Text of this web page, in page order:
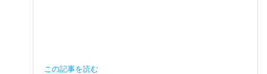
この記事を読む